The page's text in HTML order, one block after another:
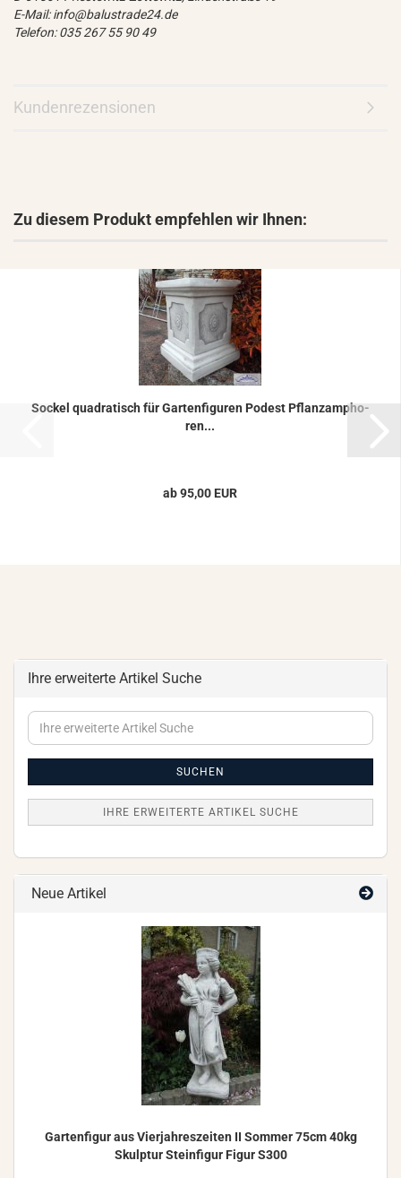
E-Mail: info@balustrade24.de
Telefon: 035 267 55 90 49
Kundenrezensionen
Zu diesem Produkt empfehlen wir Ihnen:
So­ckel qua­dra­tisch für Gar­ten­fi­gu­ren Po­dest Pflanz­am­pho­
ren...
ab 95,00 EUR
Ihre erweiterte Artikel Suche
Ihre
erweiterte
SUCHEN
IHRE ERWEITERTE ARTIKEL SUCHE
Neue Artikel
Gar­ten­fi­gur aus Vier­jah­res­zei­ten II Som­mer 75cm 40kg
Skulp­tur Stein­fi­gur Figur S300